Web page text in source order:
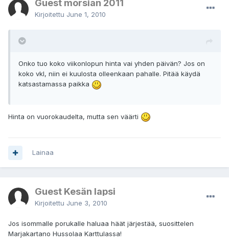
Guest morsian 2011
Kirjoitettu June 1, 2010
Onko tuo koko viikonlopun hinta vai yhden päivän? Jos on
koko vkl, niin ei kuulosta olleenkaan pahalle. Pitää käydä
katsastamassa paikka
Hinta on vuorokaudelta, mutta sen väärti
Lainaa
Guest Kesän lapsi
Kirjoitettu June 3, 2010
Jos isommalle porukalle haluaa häät järjestää, suosittelen
Marjakartano Hussolaa Karttulassa!